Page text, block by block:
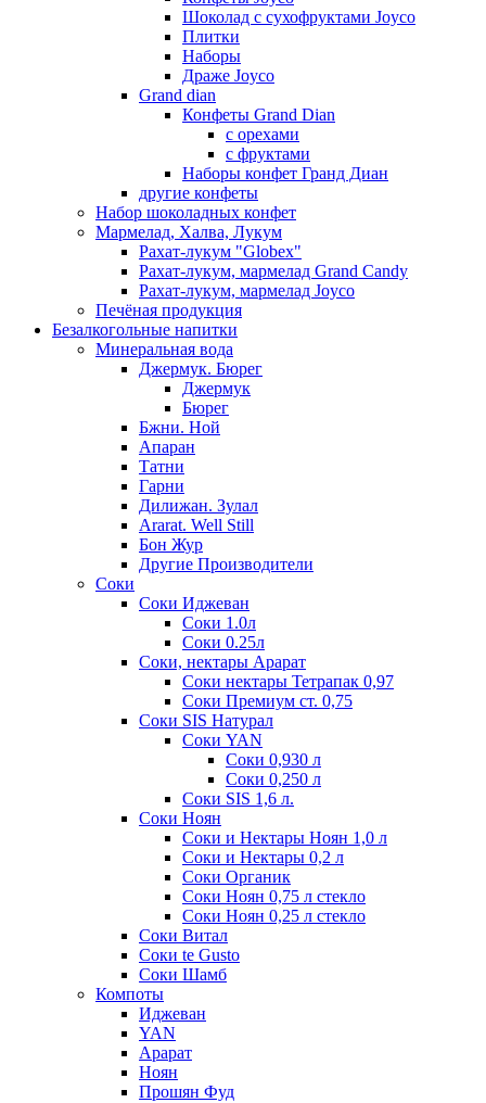
Шоколад с сухофруктами Joyco
Плитки
Наборы
Драже Joyco
Grand dian
Конфеты Grand Dian
с орехами
с фруктами
Наборы конфет Гранд Диан
другие конфеты
Набор шоколадных конфет
Мармелад, Халва, Лукум
Рахат-лукум "Globex"
Рахат-лукум, мармелад Grand Candy
Рахат-лукум, мармелад Joyco
Печёная продукция
Безалкогольные напитки
Минеральная вода
Джермук. Бюрег
Джермук
Бюрег
Бжни. Ной
Апаран
Татни
Гарни
Дилижан. Зулал
Ararat. Well Still
Бон Жур
Другие Производители
Соки
Соки Иджеван
Соки 1.0л
Соки 0.25л
Соки, нектары Арарат
Соки нектары Тетрапак 0,97
Соки Премиум ст. 0,75
Соки SIS Натурал
Соки YAN
Соки 0,930 л
Соки 0,250 л
Соки SIS 1,6 л.
Соки Ноян
Соки и Нектары Ноян 1,0 л
Соки и Нектары 0,2 л
Соки Органик
Соки Ноян 0,75 л стекло
Соки Ноян 0,25 л стекло
Соки Витал
Соки te Gusto
Соки Шамб
Компоты
Иджеван
YAN
Арарат
Ноян
Прошян Фуд